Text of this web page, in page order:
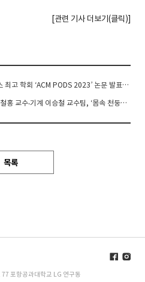
[관련 기사 더보기(클릭)]
한욱신 교수, 데이터베이스 최고 학회 ‘ACM PODS 2023’ 논문 발표… “42년 학회 역사상 첫 한국 연구진”
[연구성과] 전자‧IT융합 김철홍 교수‧기계 이승철 교수팀, ‘몸속 천둥번개’, 딥러닝으로 더 빠르고 선명하게 혈관을 찍는다
목록
포항공과대학교 LG 연구동